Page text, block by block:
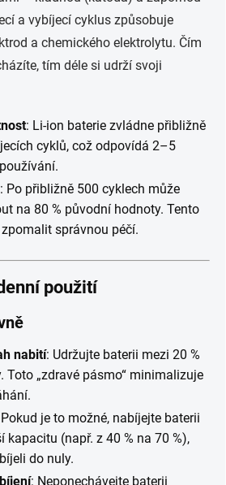
a vybíjecí cyklus způsobuje
a chemického elektrolytu. Čím
tím déle si udrží svoji
: Li-ion baterie zvládne přibližně
cyklů, což odpovídá 2–5
: Po přibližně 500 cyklech může
na 80 % původní hodnoty. Tento
správnou péčí.
použití
nabití: Udržujte baterii mezi 20 %
Toto „zdravé pásmo“ minimalizuje
je to možné, nabíjejte baterii
kapacitu (např. z 40 % na 70 %),
do nuly.
: Neponechávejte baterii